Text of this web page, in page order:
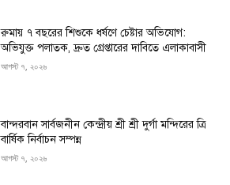
রুমায় ৭ বছরের শিশুকে ধর্ষণে চেষ্টার অভিযোগ:
অভিযুক্ত পলাতক, দ্রুত গ্রেপ্তারের দাবিতে এলাকাবাসী
আগস্ট ৭, ২০২৬
বান্দরবান সার্বজনীন কেন্দ্রীয় শ্রী শ্রী দুর্গা মন্দিরের ত্রি
বার্ষিক নির্বাচন সম্পন্ন
আগস্ট ৭, ২০২৬